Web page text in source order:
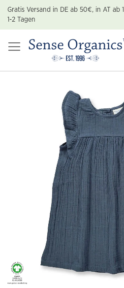
Zum
Inhalt
springen
Gratis Versand in DE ab 50€, in AT
1-2 Tagen